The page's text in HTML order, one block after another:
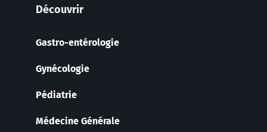
Découvrir
Gastro-entérologie
Gynécologie
Pédiatrie
Médecine Générale